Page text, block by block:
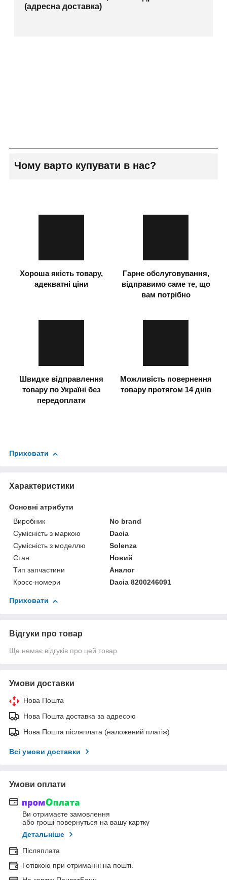
(адресна доставка)
Чому варто купувати в нас?
Хороша якість товару,
адекватні ціни
Гарне обслуговування,
відправимо саме те, що
вам потрібно
Швидке відправлення
товару по Україні без
передоплати
Можливість повернення
товару протягом 14 днів
Приховати
Характеристики
Основні атрибути
Виробник
No brand
Сумісність з маркою
Dacia
Сумісність з моделлю
Solenza
Стан
Новий
Тип запчастини
Аналог
Кросс-номери
Dacia 8200246091
Приховати
Відгуки про товар
Ще немає відгуків про цей товар
Умови доставки
Нова Пошта
Нова Пошта доставка за адресою
Нова Пошта післяплата (наложений платіж)
Всі умови доставки
Умови оплати
Ви отримаєте замовлення
або гроші повернуться на вашу картку
Детальніше
Післяплата
Готівкою при отриманні на пошті.